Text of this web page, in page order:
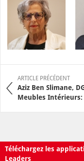
ARTICLE PRÉCÉDENT
Aziz Ben Slimane,
Meubles Intérieurs:
Téléchargez les
Leaders